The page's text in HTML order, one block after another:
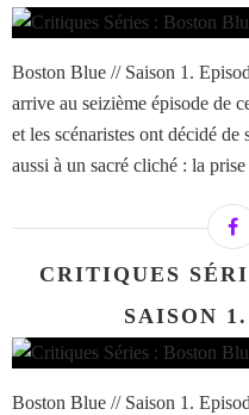
Boston Blue // Saison 1.
arrive au seizième épisode de
et les scénaristes ont décidé
aussi à un sacré cliché : la
CRITIQUES
SAISON
Boston Blue // Saison 1.